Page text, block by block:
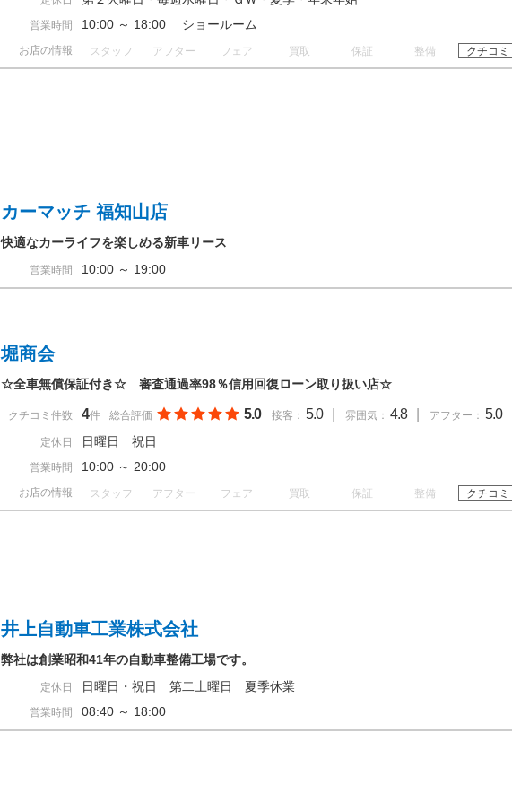
営業時間 10:00 ～ 18:00 ショールーム
お店の情報 スタッフ アフター フェア 買取 保証 整備 クチコミ
カーマッチ 福知山店
快適なカーライフを楽しめる新車リース
営業時間 10:00 ～ 19:00
堀商会
☆全車無償保証付き☆ 審査通過率98％信用回復ローン取り扱い店☆
クチコミ件数 4件 総合評価 5.0 接客： 5.0 雰囲気： 4.8 アフター： 5.0
定休日 日曜日 祝日
営業時間 10:00 ～ 20:00
お店の情報 スタッフ アフター フェア 買取 保証 整備 クチコミ
井上自動車工業株式会社
弊社は創業昭和41年の自動車整備工場です。
定休日 日曜日・祝日 第二土曜日 夏季休業
営業時間 08:40 ～ 18:00